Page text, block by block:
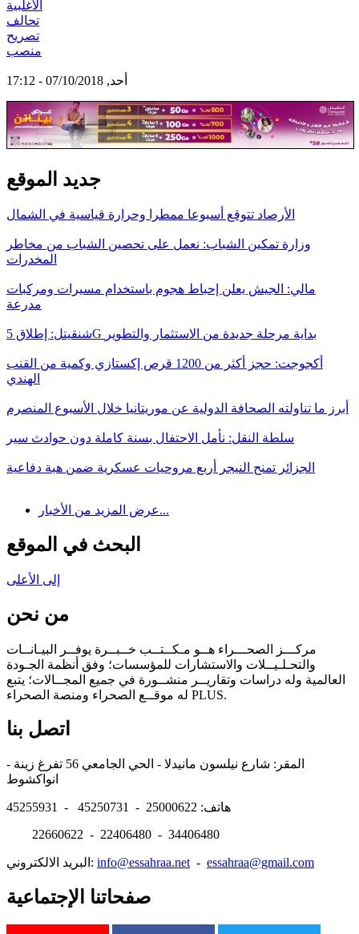
الأغلبية
تحالف
تصريح
منصب
أحد, 07/10/2018 - 17:12
جديد الموقع
الأرصاد تتوقع أسبوعا ممطرا وحرارة قياسية في الشمال
وزارة تمكين الشباب: نعمل على تحصين الشباب من مخاطر
المخدرات
مالي: الجيش يعلن إحباط هجوم باستخدام مسيرات ومركبات
مدرعة
شنقيتل: إطلاق 5G بداية مرحلة جديدة من الاستثمار والتطوير
أكجوجت: حجز أكثر من 1200 قرص إكستازي وكمية من القنب
الهندي
أبرز ما تناولته الصحافة الدولية عن موريتانيا خلال الأسبوع المنصرم
سلطة النقل: نأمل الاحتفال بسنة كاملة دون حوادث سير
الجزائر تمنح النيجر أربع مروحيات عسكرية ضمن هبة دفاعية
عرض المزيد من الأخبار...
البحث في الموقع
إلى الأعلى
من نحن
مركـــز الصحـــراء هــو مـكــتــب خــبــرة يوفــر البيـانــات
والتحـلـيــلات والاستشارات للمؤسسات؛ وفق أنظمة الجـودة
العالمية وله دراسات وتقاريــر منشــورة في جميع المجــالات؛ يتبع
له موقــع الصحراء ومنصة الصحراء PLUS.
اتصل بنا
المقر: شارع نيلسون مانيدلا - الحي الجامعي 56 تفرغ زينة -
هاتف: 25000622 - 45250731 - 45255931
22660622 - 22406480 - 34406480
البريد الالكتروني: info@essahraa.net - essahraa@gmail.com
صفحاتنا الإجتماعية